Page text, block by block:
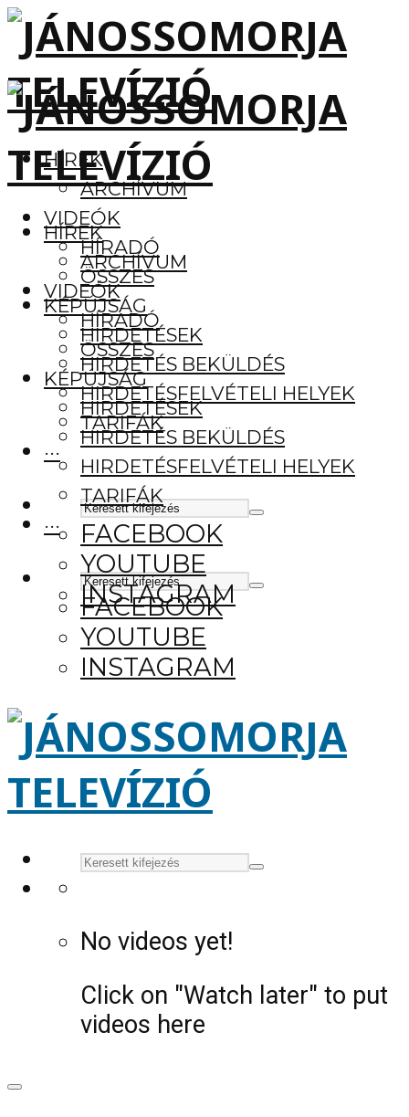
HÍREK
ARCHÍVUM
VIDEÓK
HÍRADÓ
ÖSSZES
KÉPÚJSÁG
HIRDETÉSEK
HIRDETÉS BEKÜLDÉS
HIRDETÉSFELVÉTELI HELYEK
TARIFÁK
···
FACEBOOK
YOUTUBE
INSTAGRAM
HÍREK
ARCHÍVUM
VIDEÓK
HÍRADÓ
ÖSSZES
KÉPÚJSÁG
HIRDETÉSEK
HIRDETÉS BEKÜLDÉS
HIRDETÉSFELVÉTELI HELYEK
TARIFÁK
···
FACEBOOK
YOUTUBE
INSTAGRAM
No videos yet!
Click on "Watch later" to put
videos here